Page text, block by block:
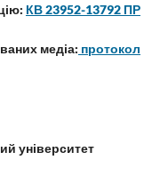
КВ 23952-13792 ПР
медіа: протокол
університет